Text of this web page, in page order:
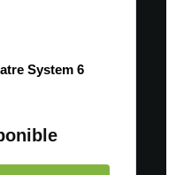
System 6